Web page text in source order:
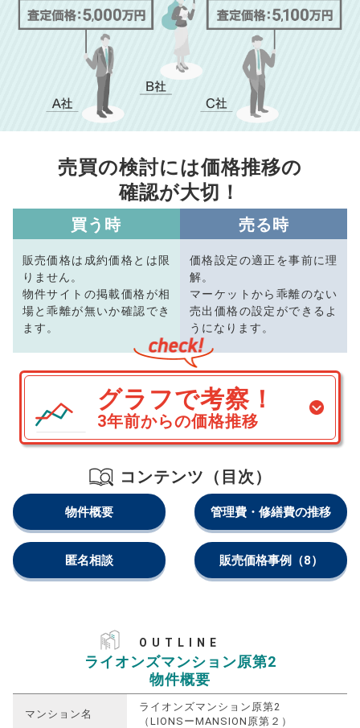
売買の検討には価格推移の
確認が大切！
買う時
販売価格は成約価格とは限
りません。
物件サイトの掲載価格が相
場と乖離が無いか確認でき
ます。
売る時
価格設定の適正を事前に理
解。
マーケットから乖離のない
売出価格の設定ができるよ
うになります。
グラフで考察！
3年前からの価格推移
コンテンツ（目次）
物件概要 管理費・修繕費の推移
匿名相談 販売価格事例 （8）
OUTLINE
ライオンズマンション原第2
物件概要
マンション名
ライオンズマンション原第2
（LIONSーMANSION原第２）